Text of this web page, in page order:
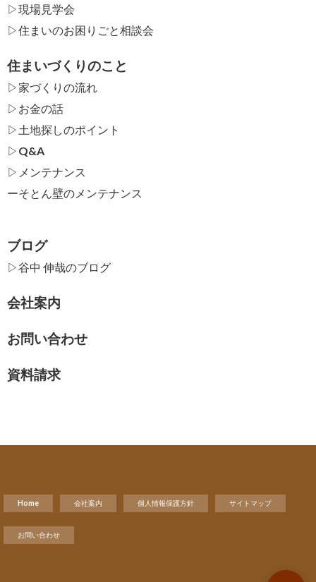
▷現場見学会
▷住まいのお困りごと相談会
住まいづくりのこと
▷家づくりの流れ
▷お金の話
▷土地探しのポイント
▷Q&A
▷メンテナンス
ーそとん壁のメンテナンス
ブログ
▷谷中 伸哉のブログ
会社案内
お問い合わせ
資料請求
Home 会社案内 個人情報保護方針 サイトマップ
お問い合わせ